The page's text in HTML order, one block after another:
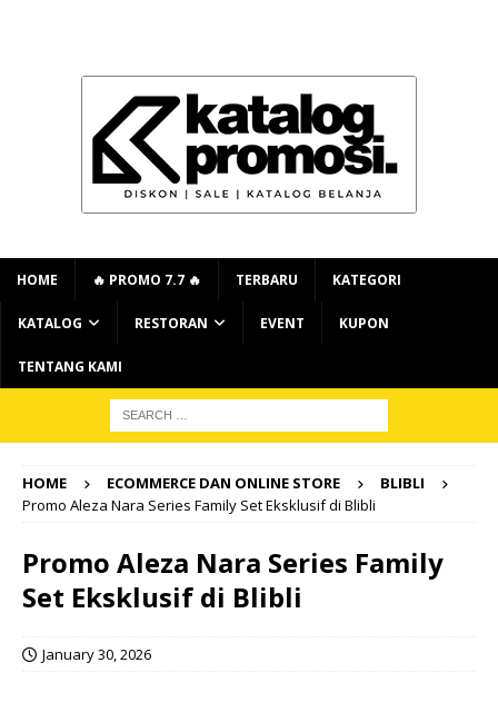
HOME 🔥 PROMO 7.7 🔥 TERBARU KATEGORI
KATALOG RESTORAN EVENT KUPON
TENTANG KAMI
HOME ECOMMERCE DAN ONLINE STORE
BLIBLI
Promo Aleza Nara Series Family Set Eksklusif di Blibli
Promo Aleza Nara Series Family
Set Eksklusif di Blibli
January 30, 2026